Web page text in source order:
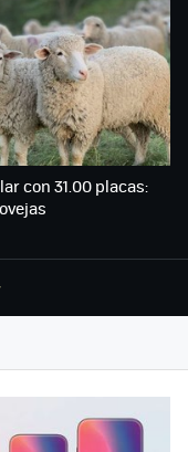
con 31.00 placas: